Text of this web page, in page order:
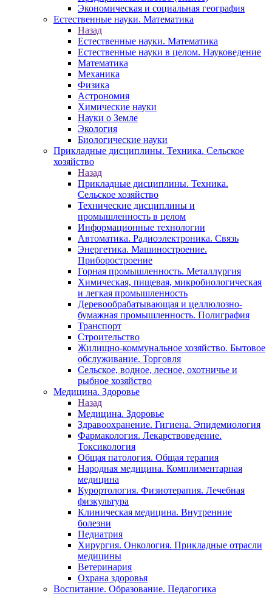
Экономическая и социальная география
Естественные науки. Математика
Назад
Естественные науки. Математика
Естественные науки в целом. Науковедение
Математика
Механика
Физика
Астрономия
Химические науки
Науки о Земле
Экология
Биологические науки
Прикладные дисциплины. Техника. Сельское
хозяйство
Назад
Прикладные дисциплины. Техника.
Сельское хозяйство
Технические дисциплины и
промышленность в целом
Информационные технологии
Автоматика. Радиоэлектроника. Связь
Энергетика. Машиностроение.
Приборостроение
Горная промышленность. Металлургия
Химическая, пищевая, микробиологическая
и легкая промышленность
Деревообрабатывающая и целлюлозно-
бумажная промышленность. Полиграфия
Транспорт
Строительство
Жилищно-коммунальное хозяйство. Бытовое
обслуживание. Торговля
Сельское, водное, лесное, охотничье и
рыбное хозяйство
Медицина. Здоровье
Назад
Медицина. Здоровье
Здравоохранение. Гигиена. Эпидемиология
Фармакология. Лекарствоведение.
Токсикология
Общая патология. Общая терапия
Народная медицина. Комплиментарная
медицина
Курортология. Физиотерапия. Лечебная
физкультура
Клиническая медицина. Внутренние
болезни
Педиатрия
Хирургия. Онкология. Прикладные отрасли
медицины
Ветеринария
Охрана здоровья
Воспитание. Образование. Педагогика